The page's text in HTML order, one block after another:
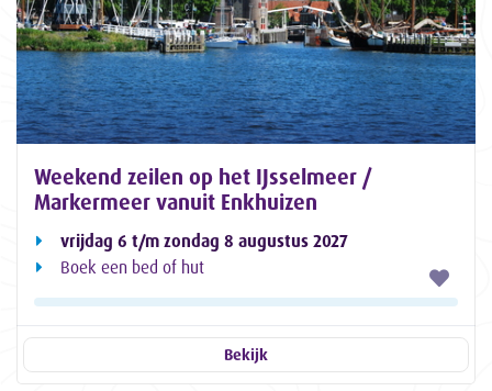
Weekend zeilen op het IJsselmeer /
Markermeer vanuit Enkhuizen
vrijdag 6 t/m zondag 8 augustus 2027
Boek een bed of hut
Bekijk